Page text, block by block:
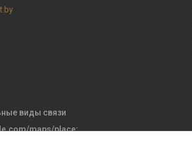
maps/place